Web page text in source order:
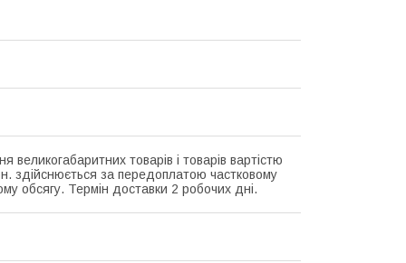
великогабаритних товарів і товарів вартістю
здійснюється за передоплатою частковому
обсягу. Термін доставки 2 робочих дні.